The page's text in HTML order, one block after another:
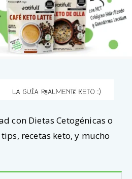
con Dietas Cetogénicas o
recetas keto, y mucho